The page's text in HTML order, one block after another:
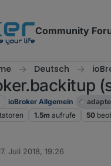
Community
Deutsch
ioBroker Allgemein
1.5m aufrufe 50
Juli 2018, 19:26
von